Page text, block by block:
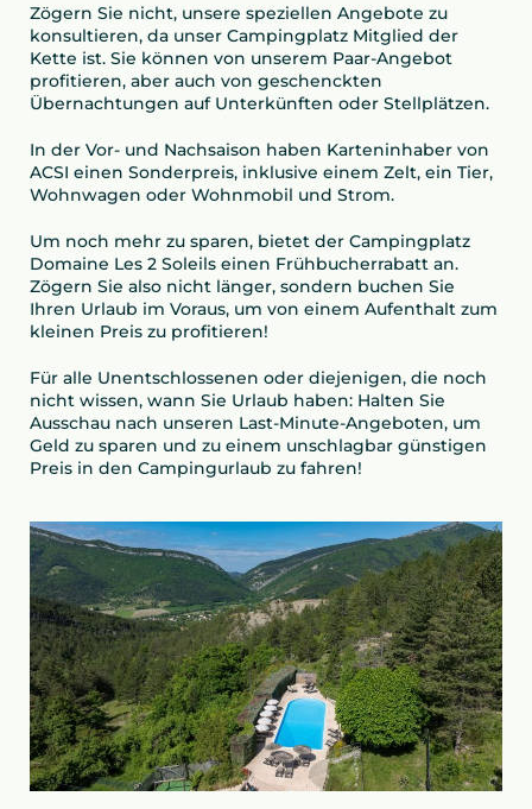
Zögern Sie nicht, unsere speziellen Angebote zu
konsultieren, da unser Campingplatz Mitglied der
Kette ist. Sie können von unserem Paar-Angebot
profitieren, aber auch von geschenckten
Übernachtungen auf Unterkünften oder Stellplätzen.
In der Vor- und Nachsaison haben Karteninhaber von
ACSI einen Sonderpreis, inklusive einem Zelt, ein Tier,
Wohnwagen oder Wohnmobil und Strom.
Um noch mehr zu sparen, bietet der Campingplatz
Domaine Les 2 Soleils einen Frühbucherrabatt an.
Zögern Sie also nicht länger, sondern buchen Sie
Ihren Urlaub im Voraus, um von einem Aufenthalt zum
kleinen Preis zu profitieren!
Für alle Unentschlossenen oder diejenigen, die noch
nicht wissen, wann Sie Urlaub haben: Halten Sie
Ausschau nach unseren Last-Minute-Angeboten, um
Geld zu sparen und zu einem unschlagbar günstigen
Preis in den Campingurlaub zu fahren!